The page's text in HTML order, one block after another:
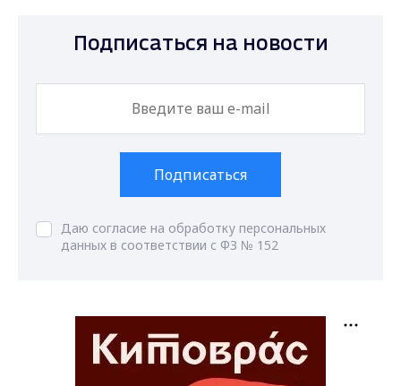
Подписаться на новости
Подписаться
Даю согласие на обработку персональных
данных в соответствии с ФЗ № 152